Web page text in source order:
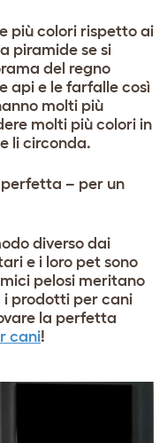
più colori rispetto ai
piramide se si
del regno
api e le farfalle così
molti più
molti più colori in
li circonda.
perfetta – per un
diverso dai
e i loro pet sono
pelosi meritano
prodotti per cani
la perfetta
cani!